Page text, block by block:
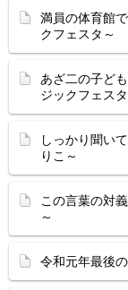
満員の体育館
クフェスタ～
あざ二の子ど
ジックフェス
しっかり聞
りこ～
この言葉の
～
令和元年最後